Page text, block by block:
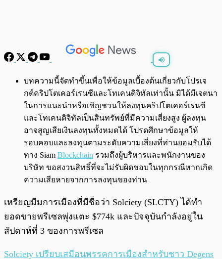
พร้อมเล่น 0:00/0:00
บทความนี้จัดทำขึ้นเพื่อให้ข้อมูลเบื้องต้นเกี่ยวกับโปรเจ
กต์คริปโตเคอร์เรนซีและโทเคนดิจิทัลเท่านั้น มิได้มีเจตนา
ในการแนะนำหรือเชิญชวนให้ลงทุนคริปโตเคอร์เรนซี
และโทเคนดิจิทัลเป็นสินทรัพย์ที่มีความเสี่ยงสูง ผู้ลงทุน
อาจสูญเสียเงินลงทุนทั้งหมดได้ โปรดศึกษาข้อมูลให้
รอบคอบและลงทุนตามระดับความเสี่ยงที่ท่านยอมรับได้
ทาง Siam Blockchain รวมถึงผู้บริหารและพนักงานของ
บริษัท ขอสงวนสิทธิ์ที่จะไม่รับผิดชอบในทุกกรณีหากเกิด
ความเสียหายจากการลงทุนของท่าน
เหรียญมีมการเมืองที่มีชื่อว่า Solciety (SLCTY) ได้ทำ
ยอดขายพรีเซลพุ่งแตะ $774k และปัจจุบันกำลังอยู่ใน
สัปดาห์ที่ 3 ของการพรีเซล
Solciety เปรียบเสมือนพรรคการเมืองสำหรับชาว Degens